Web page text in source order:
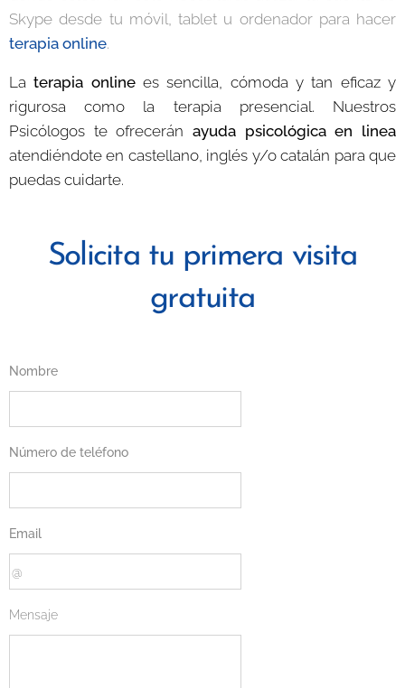
Skype desde tu móvil, tablet u ordenador para hacer
terapia online.
Laterapia onlinees sencilla, cómoda y tan eficaz y
rigurosa como la terapia presencial. Nuestros
Psicólogos te ofrecerán ayuda psicológica en linea
atendiéndote en castellano, inglés y/o catalán para que
puedas cuidarte.
Solicita tu primera visita
gratuita
Nombre
Número de teléfono
Email
Mensaje